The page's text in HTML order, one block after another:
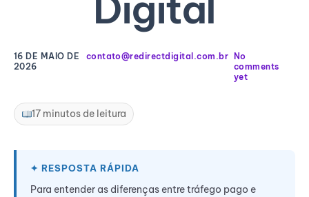
16 DE MAIO DE
2026
contato@redirectdigital.com.br
No
comments
yet
17 minutos de leitura
Para entender as diferenças entre tráfego pago e